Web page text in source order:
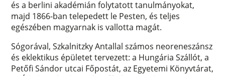
és a berlini akadémián folytatott tanulmányokat,
majd 1866-ban telepedett le Pesten, és teljes
egészében magyarnak is vallotta magát.
Sógorával, Szkalnitzky Antallal számos neoreneszánsz
és eklektikus épületet tervezett: a Hungária Szállót, a
Petőfi Sándor utcai Főpostát, az Egyetemi Könyvtárat,